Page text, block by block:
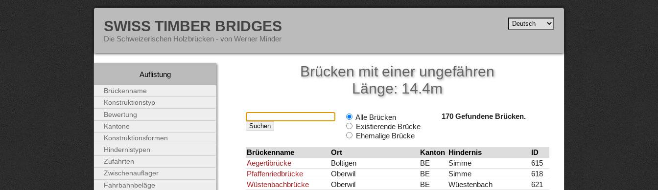
SWISS TIMBER BRIDGES
Die Schweizerischen Holzbrücken - von Werner Minder
Brücken mit einer ungefähren
Länge: 14.4m
Alle Brücken
Existierende Brücke
Ehemalige Brücke
170 Gefundene Brücken.
Brückenname Ort Kanton Hindernis
ID
Aegertibrücke
Boltigen BE Simme
615
Pfaffenriedbrücke
Oberwil BE Simme
618
Wüstenbachbrücke
Oberwil BE Wüestenbach
621
Auflistung
Brückenname
Konstruktionstyp
Bewertung
Kantone
Konstruktionsformen
Hindernistypen
Zufahrten
Zwischenauflager
Fahrbahnbeläge